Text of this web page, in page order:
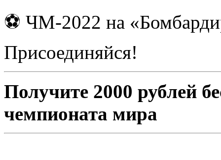
⚽ ЧМ-2022 на
Присоединяйся!
Получите 2000 рублей
чемпионата мира